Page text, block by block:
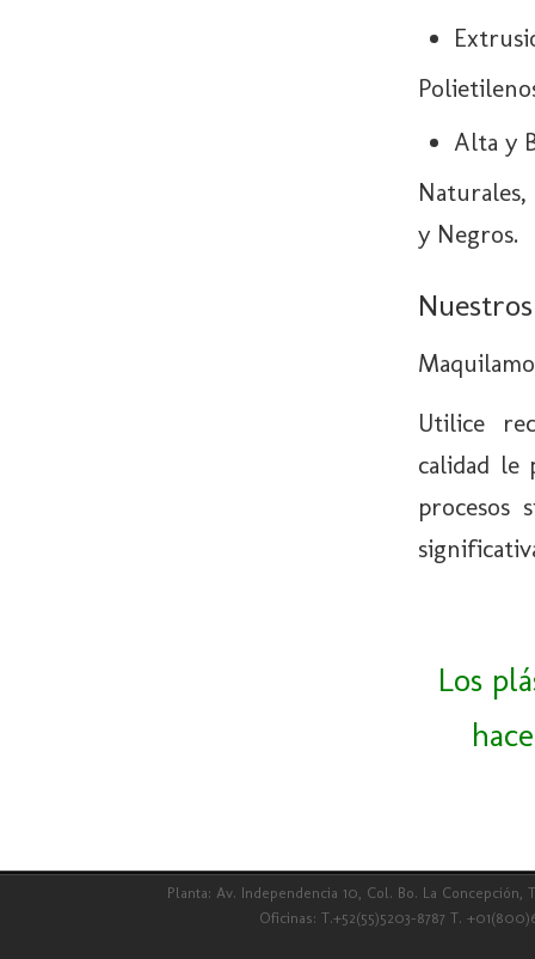
Alta y
Naturales,
y Negros.
Utilice
calidad le
procesos
Los
Planta: Av. Independencia 10, Col. Bo. La
Oficinas: T.+52(55)5203-8787 T.